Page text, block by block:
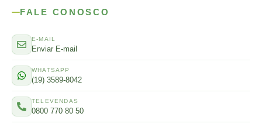
FALE CONOSCO
E-MAIL
Enviar E-mail
WHATSAPP
(19) 3589-8042
TELEVENDAS
0800 770 80 50